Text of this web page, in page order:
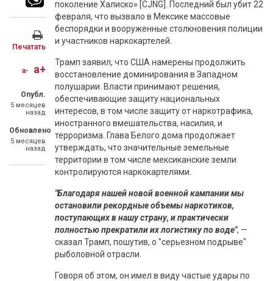
Печатать
a- a+
Опубл.
5 месяцев
назад
Обновлено
5 месяцев
назад
поколение Халиско» [CJNG]. Последний был убит 22
февраля, что вызвало в Мексике массовые
беспорядки и вооруженные столкновения полиции
и участников наркокартелей.
Трамп заявил, что США намерены продолжить
восстановление доминирования в Западном
полушарии. Власти принимают решения,
обеспечивающие защиту национальных
интересов, в том числе защиту от наркотрафика,
иностранного вмешательства, насилия, и
терроризма. Глава Белого дома продолжает
утверждать, что значительные земельные
территории в том числе мексиканские земли
контролируются наркокартелями.
"Благодаря нашей новой военной кампании мы
остановили рекордные объемы наркотиков,
поступающих в нашу страну, и практически
полностью прекратили их логистику по воде", —
сказал Трамп, пошутив, о "серьезном подрыве"
рыболовной отрасли.
Говоря об этом, он имел в виду частые удары по